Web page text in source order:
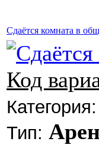
Сдаётся комната в
Код
Категория:
Тип: